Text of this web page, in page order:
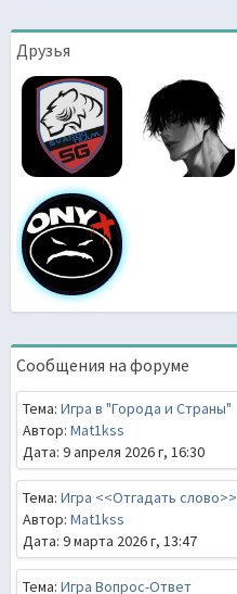
Друзья
Сообщения на форуме
Тема: Игра в "Города и Страны"
Автор: Mat1kss
Дата: 9 апреля 2026 г, 16:30
Тема: Игра <<Отгадать слово>>
Автор: Mat1kss
Дата: 9 марта 2026 г, 13:47
Тема: Игра Вопрос-Ответ